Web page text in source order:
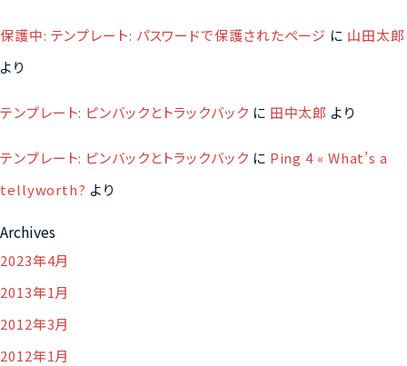
保護中: テンプレート: パスワードで保護されたページ に 山田太郎
より
テンプレート: ピンバックとトラックバック に 田中太郎 より
テンプレート: ピンバックとトラックバック に Ping 4 « What’s a
tellyworth? より
Archives
2023年4月
2013年1月
2012年3月
2012年1月